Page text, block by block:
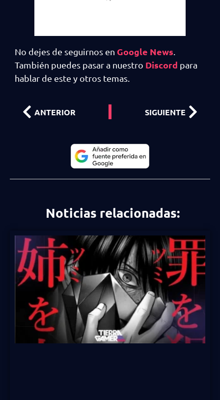
No dejes de seguirnos en Google News.
También puedes pasar a nuestro Discord para
hablar de este y otros temas.
ANTERIOR SIGUIENTE
Noticias relacionadas: